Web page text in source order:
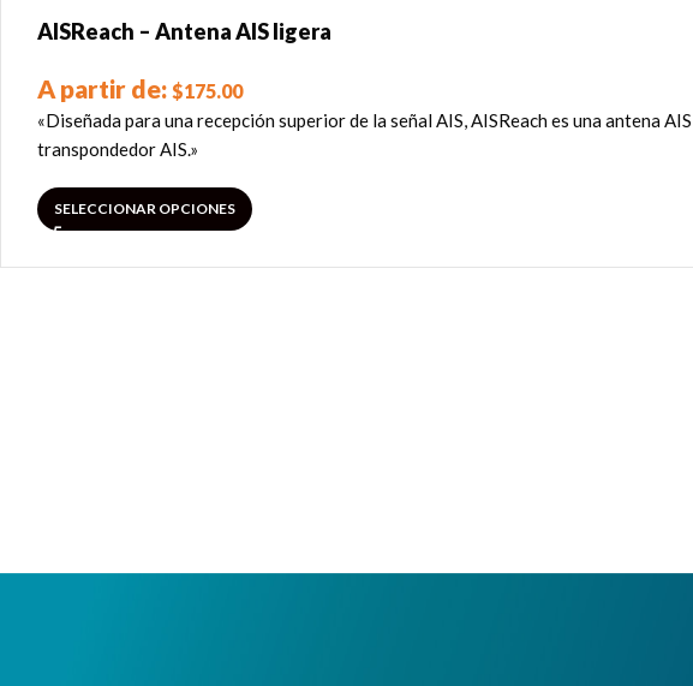
AISReach – Antena AIS ligera
A partir de: $175.00
«Diseñada para una recepción superior de la señal AIS, AISReach es una antena
transpondedor AIS.»
SELECCIONAR OPCIONES